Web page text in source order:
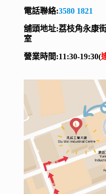
電話聯絡:3580 1821
舖頭地址:荔枝角永康
室
營業時間:11:30-19:30(